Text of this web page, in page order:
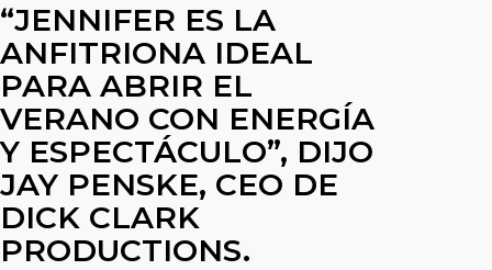
“JENNIFER ES LA
ANFITRIONA IDEAL
PARA ABRIR EL
VERANO CON ENERGÍA
Y ESPECTÁCULO”, DIJO
JAY PENSKE, CEO DE
DICK CLARK
PRODUCTIONS.